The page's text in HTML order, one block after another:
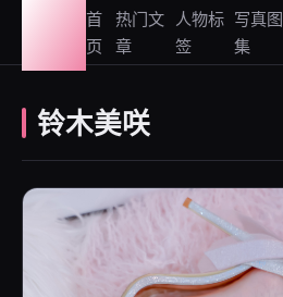
首
页
热门文
章
人物标
签
写真图
集
铃木美咲